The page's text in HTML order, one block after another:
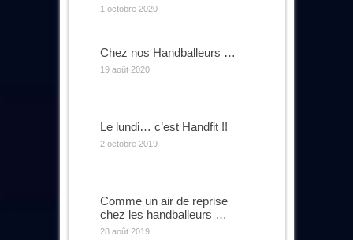
1 octobre 2020
Chez nos Handballeurs …
19 août 2020
Le lundi… c’est Handfit !!
2 octobre 2019
Comme un air de reprise
chez les handballeurs …
28 août 2019